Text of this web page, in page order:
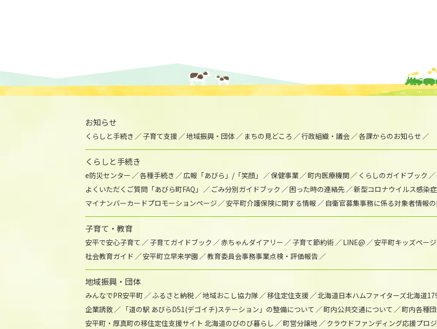
お知らせ
くらしと手続き 子育て支援 地域振興・団体 まちの見どころ 行政組織・議会 各課からのお知らせ
くらしと手続き
e防災センター 各種手続き 広報「あびら」/「笑顔」 保健事業 町内医療機関 くらしのガイドブック
よくいただくご質問「あびら町FAQ」
ごみ分別ガイドブック 困った時の連絡先
新型コロナウイルス感染
マイナンバーカードプロモーションページ
安平町介護保険に関する情報 自衛官募集事務に係る対象者情報
子育て・教育
安平で安心子育て 子育てガイドブック 赤ちゃんダイアリー 子育て節約術 LINE@ 安平町キッズページ
社会教育ガイド
安平町立早来学園 教育委員会事務事業点検・評価報告
地域振興・団体
みんなでPR安平町 ふるさと納税 地域おこし協力隊 移住定住支援 北海道日本ハムファイターズ北海道
企業誘致
「道の駅 あびらD51(デゴイチ)ステーション」の整備について 町内公共交通について 町内各種
安平町・厚真町の移住定住支援サイト 北海道のびのび暮らし
町営分譲地 クラウドファンディング応援プロ